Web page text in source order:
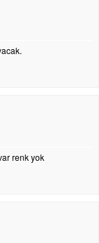
renk yok